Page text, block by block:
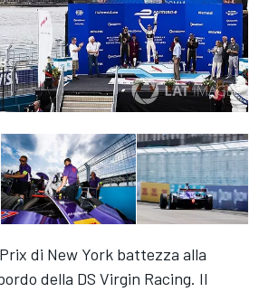
di New York battezza alla
della DS Virgin Racing. Il